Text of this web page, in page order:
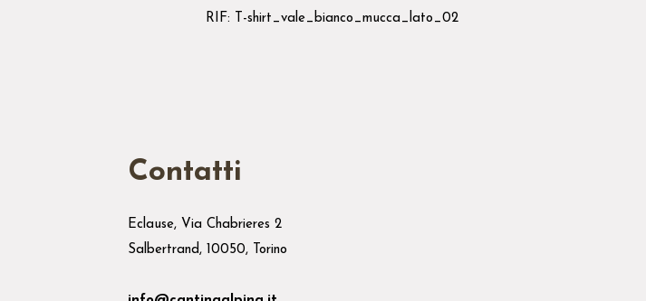
RIF: T-shirt_vale_bianco_mucca_lato_02
Contatti
Eclause, Via Chabrieres 2
Salbertrand, 10050, Torino